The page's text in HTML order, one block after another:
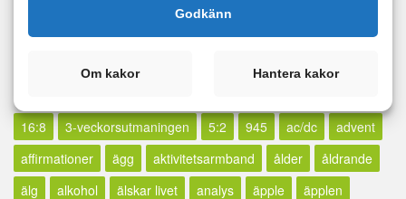
Sök
16:8 3-veckorsutmaningen 5:2 945 ac/dc
advent
affirmationer
ägg aktivitetsarmband ålder
åldrande
älg
alkohol älskar livet analys äpple
äpplen
Godkänn
Om kakor Hantera kakor